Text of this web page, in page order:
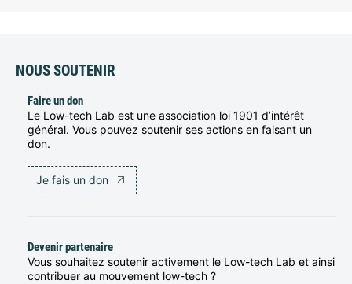
NOUS SOUTENIR
Faire un don
Le Low-tech Lab est une association loi 1901 d’intérêt
général. Vous pouvez soutenir ses actions en faisant un
don.
Je fais un don
Devenir partenaire
Vous souhaitez soutenir activement le Low-tech Lab et ainsi
contribuer au mouvement low-tech ?